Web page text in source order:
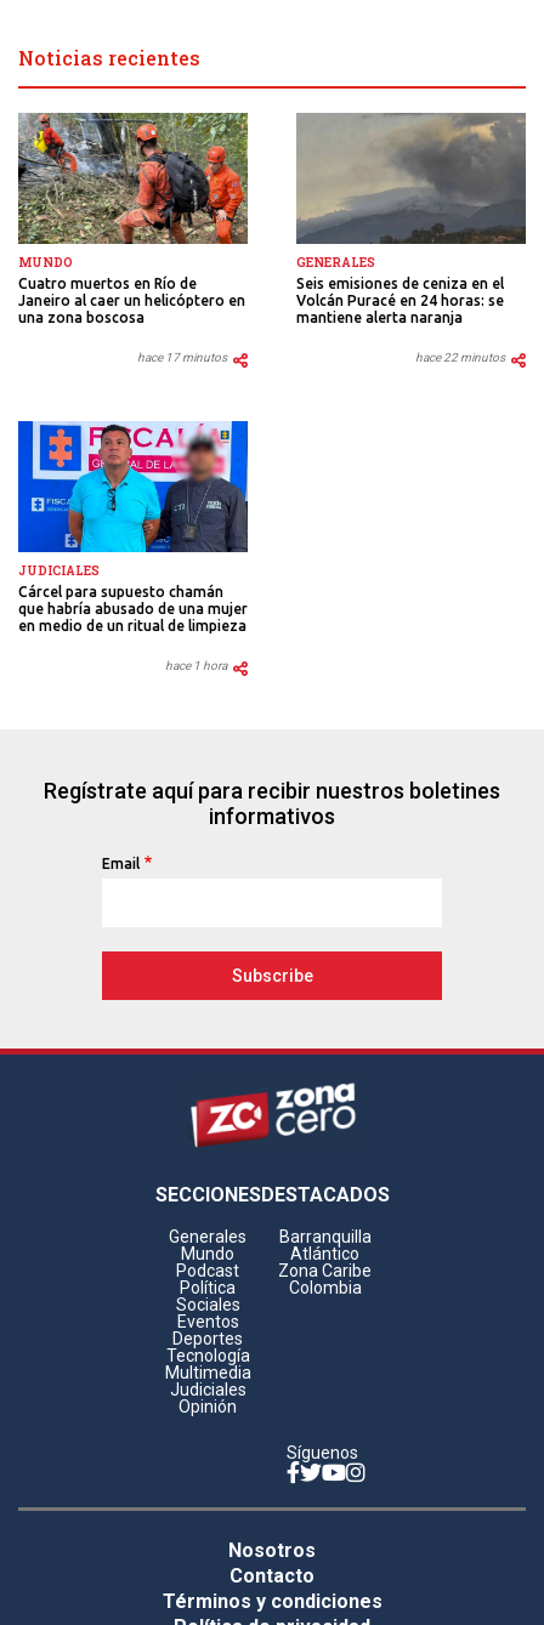
Noticias recientes
MUNDO
Cuatro muertos en Río de
Janeiro al caer un helicóptero en
una zona boscosa
hace 17 minutos
GENERALES
Seis emisiones de ceniza en el
Volcán Puracé en 24 horas: se
mantiene alerta naranja
hace 22 minutos
JUDICIALES
Cárcel para supuesto chamán
que habría abusado de una mujer
en medio de un ritual de limpieza
hace 1 hora
Regístrate aquí para recibir nuestros boletines
informativos
Email
SECCIONES
Generales
Mundo
Podcast
Política
Sociales
Eventos
Deportes
Tecnología
Multimedia
Judiciales
Opinión
DESTACADOS
Barranquilla
Atlántico
Zona Caribe
Colombia
Síguenos
Nosotros
Contacto
Términos y condiciones